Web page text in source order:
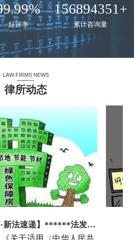
好评率
156894351+
累计咨询量
LAW FIRMS NEWS
律所动态
·新法速递】******法发布民法典合